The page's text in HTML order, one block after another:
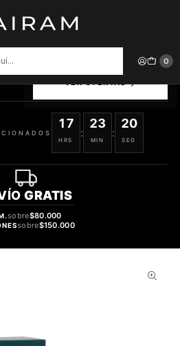
0
UMBRA UNISEX EDP 100 ML
SELECCIONADOS
17
HRS
:
23
MIN
:
20
SEG
GRATIS
sobre$80.000
sobre$150.000